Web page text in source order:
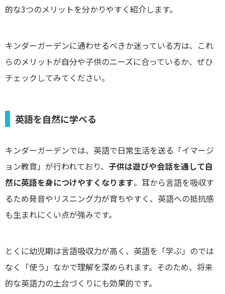
的な3つのメリットを分かりやすく紹介します。
キンダーガーデンに通わせるべきか迷っている方は、これ
らのメリットが自分や子供のニーズに合っているか、ぜひ
チェックしてみてください。
英語を自然に学べる
キンダーガーデンでは、英語で日常生活を送る「イマージ
ョン教育」が行われており、 子供は遊びや会話を通して自
然に英語を身につけやすくなります。耳から言語を吸収す
るため発音やリスニング力が育ちやすく、英語への抵抗感
も生まれにくい点が強みです。
とくに幼児期は言語吸収力が高く、英語を「学ぶ」のでは
なく「使う」なかで理解を深められます。そのため、将来
的な英語力の土台づくりにも効果的です。